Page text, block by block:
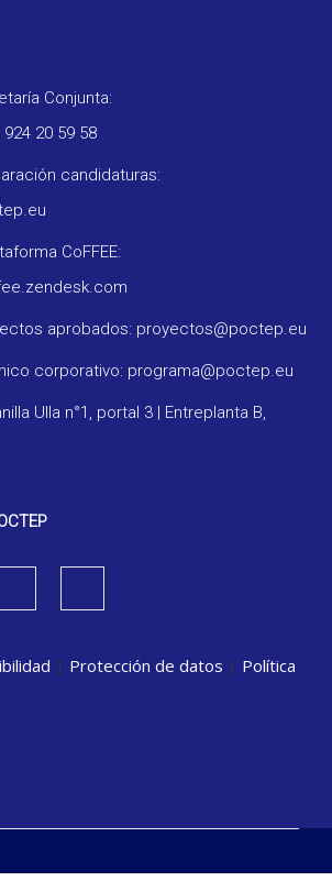
Conjunta:
20 59 58
candidaturas:
CoFFEE:
aprobados: proyectos@poctep.eu
corporativo: programa@poctep.eu
Ulla n°1, portal 3 | Entreplanta B,
| Protección de datos | Política